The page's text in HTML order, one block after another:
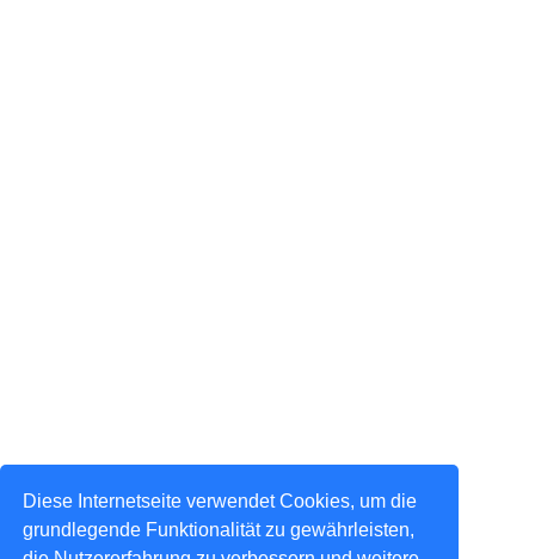
Diese Internetseite verwendet Cookies, um die
grundlegende Funktionalität zu gewährleisten,